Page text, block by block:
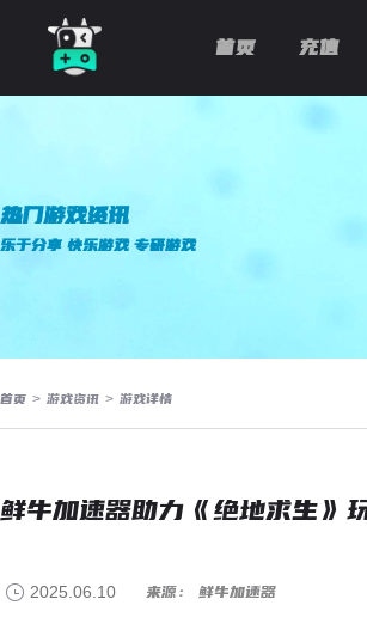
首页 充值
热门游戏资讯
乐于分享 快乐游戏 专研游戏
首页 > 游戏资讯 > 游戏详情
鲜牛加速器助力《绝地求生》
2025.06.10 来源： 鲜牛加速器